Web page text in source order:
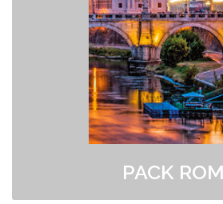
PACK
vous
>
> Paiement en plusieurs fois